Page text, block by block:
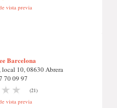
vista previa
Barcelona
local 10, 08630 Abrera
70 09 97
(21)
vista previa